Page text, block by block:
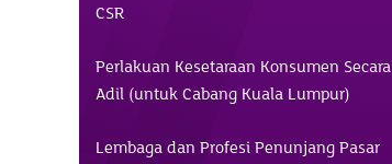
CSR
Perlakuan Kesetaraan Konsumen Secara
Adil (untuk Cabang Kuala Lumpur)
Lembaga dan Profesi Penunjang Pasar